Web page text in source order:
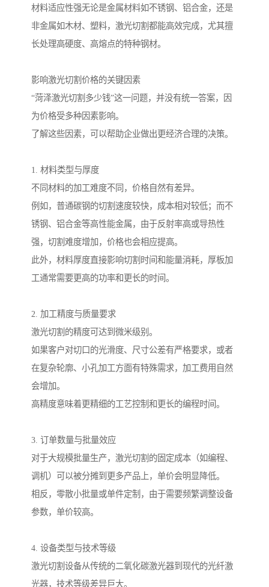
材料适应性强无论是金属材料如不锈钢、铝合金，还是
非金属如木材、塑料，激光切割都能高效完成，尤其擅
长处理高硬度、高熔点的特种钢材。
影响激光切割价格的关键因素
“菏泽激光切割多少钱”这一问题，并没有统一答案，因
为价格受多种因素影响。
了解这些因素，可以帮助企业做出更经济合理的决策。
1. 材料类型与厚度
不同材料的加工难度不同，价格自然有差异。
例如，普通碳钢的切割速度较快，成本相对较低；而不
锈钢、铝合金等高性能金属，由于反射率高或导热性
强，切割难度增加，价格也会相应提高。
此外，材料厚度直接影响切割时间和能量消耗，厚板加
工通常需要更高的功率和更长的时间。
2. 加工精度与质量要求
激光切割的精度可达到微米级别。
如果客户对切口的光滑度、尺寸公差有严格要求，或者
在复杂轮廓、小孔加工方面有特殊需求，加工费用自然
会增加。
高精度意味着更精细的工艺控制和更长的编程时间。
3. 订单数量与批量效应
对于大规模批量生产，激光切割的固定成本（如编程、
调机）可以被分摊到更多产品上，单价会明显降低。
相反，零散小批量或单件定制，由于需要频繁调整设备
参数，单价较高。
4. 设备类型与技术等级
激光切割设备从传统的二氧化碳激光器到现代的光纤激
光器，技术等级差异巨大。